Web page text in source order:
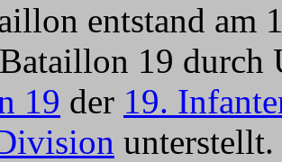
entstand am
19 durch
19 der 19.
unterstellt.